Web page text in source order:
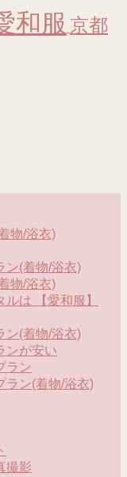
和服 京都
物/浴衣)
ン(着物/浴衣)
物/浴衣)
は 【愛和服】
ン(着物/浴衣)
ンが安い
ラン
ラン(着物/浴衣)
撮影